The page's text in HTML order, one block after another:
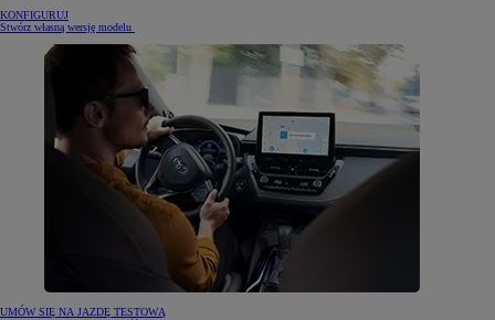
KONFIGURUJ
Stwórz własną wersję modelu
UMÓW SIĘ NA JAZDĘ TESTOWĄ